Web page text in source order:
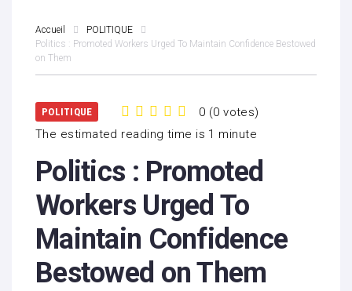
Accueil
POLITIQUE
Politics : Promoted Workers Urged To Maintain Confidence Bestowed
on Them
POLITIQUE 0 (0 votes)
The estimated reading time is 1 minute
Politics : Promoted
Workers Urged To
Maintain Confidence
Bestowed on Them